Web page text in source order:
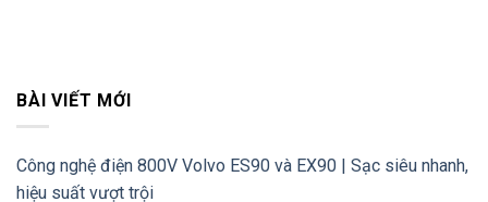
BÀI VIẾT MỚI
Công nghệ điện 800V Volvo ES90 và EX90 | Sạc siêu nhanh,
hiệu suất vượt trội